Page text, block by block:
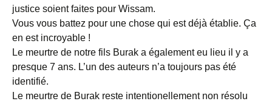
justice soient faites pour Wissam.
Vous vous battez pour une chose qui est déjà établie. Ça
en est incroyable !
Le meurtre de notre fils Burak a également eu lieu il y a
presque 7 ans. L’un des auteurs n’a toujours pas été
identifié.
Le meurtre de Burak reste intentionellement non résolu